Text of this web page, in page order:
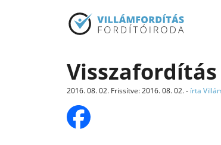
Visszafordítás
2016. 08. 02. Frissítve:2016. 08. 02.- írta